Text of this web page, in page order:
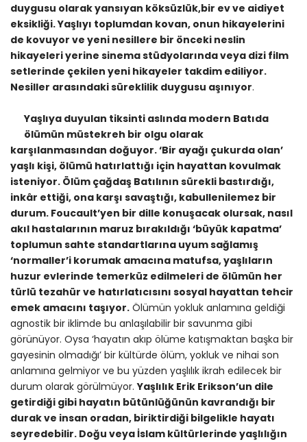
duygusu olarak yansıyan köksüzlük,bir ev ve aidiyet
eksikliği. Yaşlıyı toplumdan kovan, onun hikayelerini
de kovuyor ve yeni nesillere bir önceki neslin
hikayeleri yerine sinema stüdyolarında veya dizi film
setlerinde çekilen yeni hikayeler takdim ediliyor.
Nesiller arasındaki süreklilik duygusu aşınıyor.
Yaşlıya duyulan tiksinti aslında modern Batıda
ölümün müstekreh bir olgu olarak
karşılanmasından doğuyor. ‘Bir ayağı çukurda olan’
yaşlı kişi, ölümü hatırlattığı için hayattan kovulmak
isteniyor. Ölüm çağdaş Batılının sürekli bastırdığı,
inkâr ettiği, ona karşı savaştığı, kabullenilemez bir
durum. Foucault’yen bir dille konuşacak olursak, nasıl
akıl hastalarının maruz bırakıldığı ‘büyük kapatma’
toplumun sahte standartlarına uyum sağlamış
‘normaller’i korumak amacına matufsa, yaşlıların
huzur evlerinde temerküz edilmeleri de ölümün her
türlü tezahür ve hatırlatıcısını sosyal hayattan tehcir
emek amacını taşıyor. Ölümün yokluk anlamına geldiği
agnostik bir iklimde bu anlaşılabilir bir savunma gibi
görünüyor. Oysa ‘hayatın akıp ölüme katışmaktan başka bir
gayesinin olmadığı’ bir kültürde ölüm, yokluk ve nihai son
anlamına gelmiyor ve bu yüzden yaşlılık ikrah edilecek bir
durum olarak görülmüyor.Yaşlılık Erik Erikson’un dile
getirdiği gibi hayatın bütünlüğünün kavrandığı bir
durak ve insan oradan, biriktirdiği bilgelikle hayatı
seyredebilir. Doğu veya İslam kültürlerinde yaşlılığın